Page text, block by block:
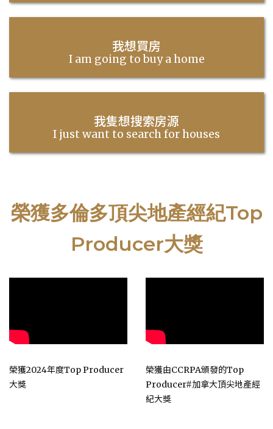
我想買房
I am going to buy a home
我隻想搜索房源
I just want to search for houses
榮獲多倫多頂尖地產經紀Top
Producer大獎
榮獲2024年度Top Producer
大獎
榮獲由CCRPA頒發的Top
Producer#加拿大頂尖地產經
紀大獎